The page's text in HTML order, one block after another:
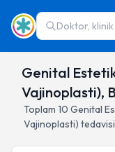
Doktor, klinik
Genital
Vajinoplasti),
Toplam 10 Genital
Vajinoplasti)